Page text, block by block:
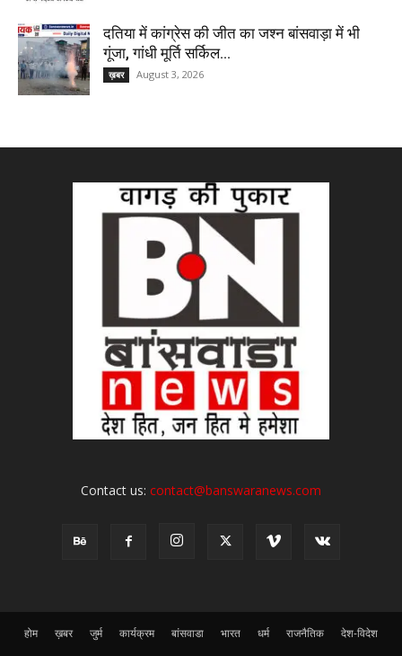
दतिया में कांग्रेस की जीत का जश्न बांसवाड़ा में भी
गूंजा, गांधी मूर्ति सर्किल...
ख़बर August 3, 2026
Contact us: contact@banswaranews.com
होम ख़बर जुर्म कार्यक्रम बांसवाडा भारत धर्म राजनैतिक देश-विदेश